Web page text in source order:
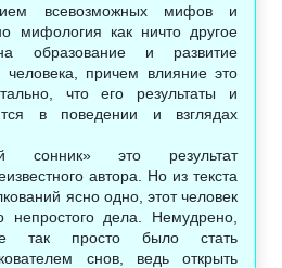
всевозможных мифов и
мифология как ничто другое
образование и развитие
человека, причем влияние это
что его результаты и
в поведении и взглядах
сонник» это результат
автора. Но из текста
ясно одно, этот человек
непростого дела. Немудрено,
так просто было стать
снов, ведь открыть